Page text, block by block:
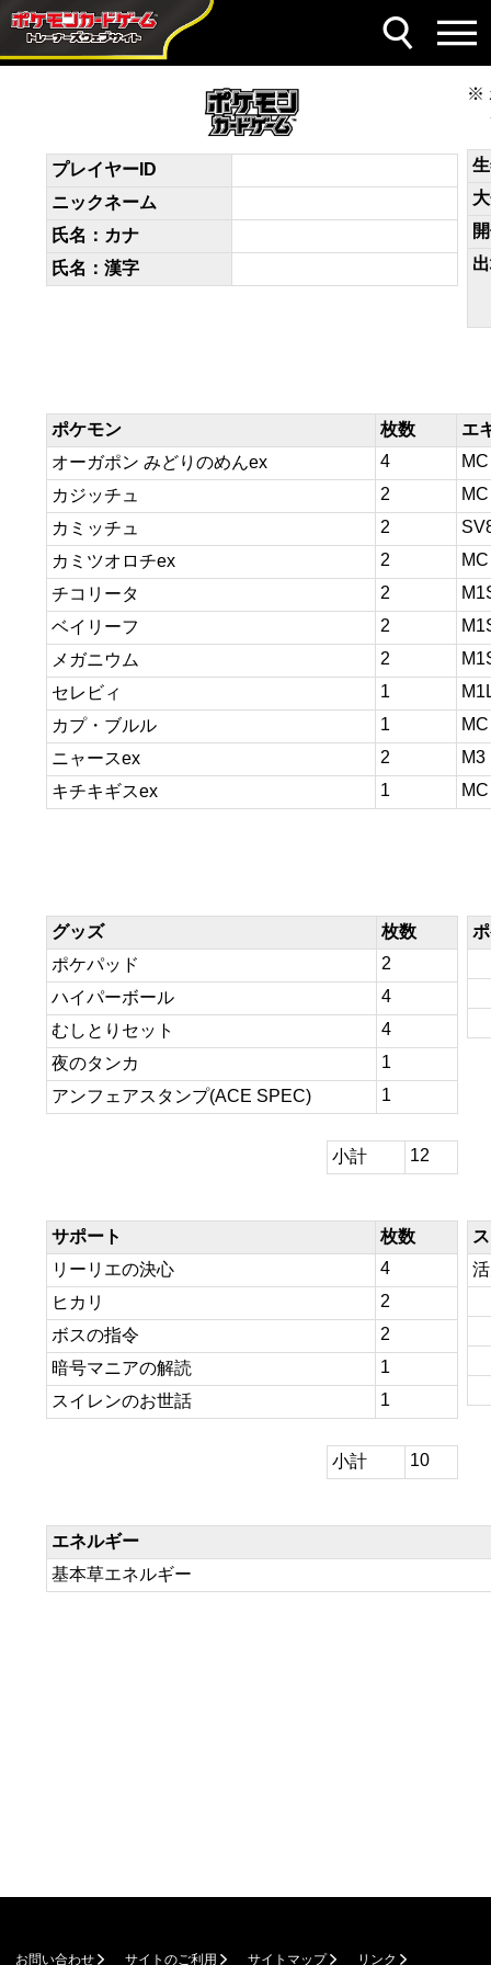
デッキコード
8cYK8c-ZF8Nbj-4c4Y8G
プレイヤーID
ニックネーム
氏名：カナ
氏名：漢字
ポケモン 枚数
エ
オーガポン みどりのめんex
4
MC
カジッチュ
2
MC
カミッチュ
2
カミツオロチex
2
MC
チコリータ
2
ベイリーフ
2
メガニウム
2
セレビィ
1
カプ・ブルル
1
MC
ニャースex
2
M3
キチキギスex
1 MC
グッズ
枚数
ポケパッド
2
ハイパーボール
4
むしとりセット
4
夜のタンカ
1
アンフェアスタンプ(ACE SPEC)
1
小計 12
サポート
枚数
リーリエの決心
4
ヒカリ
2
ボスの指令
2
暗号マニアの解読
1
スイレンのお世話
1
小計 10
エネルギー
基本草エネルギー
お問い合わせ サイトのご利用 サイトマップ リンク